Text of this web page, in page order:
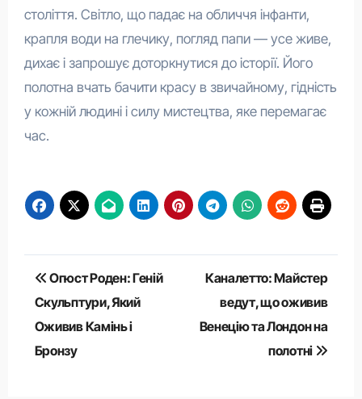
століття. Світло, що падає на обличчя інфанти,
крапля води на глечику, погляд папи — усе живе,
дихає і запрошує доторкнутися до історії. Його
полотна вчать бачити красу в звичайному, гідність
у кожній людині і силу мистецтва, яке перемагає
час.
Навігація
записів
Огюст Роден: Геній
Скульптури, Який
Оживив Камінь і
Бронзу
Каналетто: Майстер
ведут, що оживив
Венецію та Лондон на
полотні